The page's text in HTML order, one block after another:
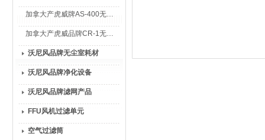
加拿大产虎威牌AS-400无尘室专用吸尘器
加拿大产虎威品牌CR-1无尘室专用吸尘器
沃尼风品牌无尘室耗材
沃尼风品牌净化设备
沃尼风品牌滤网产品
FFU风机过滤单元
空气过滤筒